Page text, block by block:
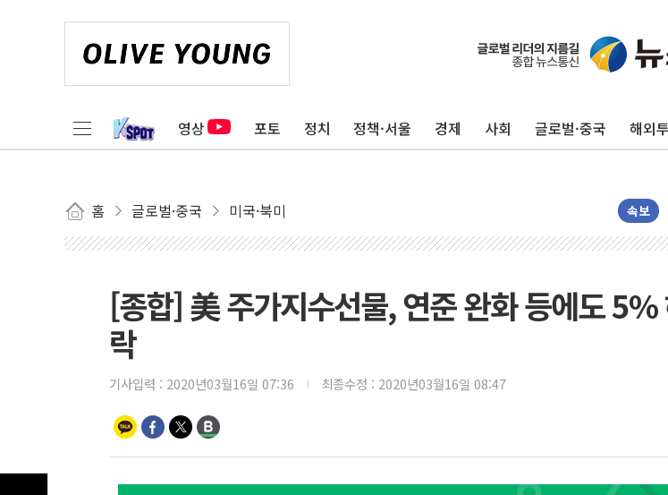
영상 포토 정치 정책·서울 경제 사회 글로벌·중국 해외
홈 글로벌·중국 미국·북미 속보
[종합] 美 주가지수선물, 연준 완화 등에도 5%
락
기사입력 : 2020년03월16일 07:36 최종수정 : 2020년03월16일 08:47